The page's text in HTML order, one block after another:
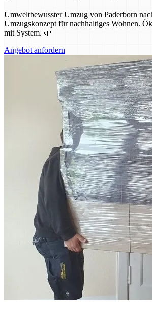
Umweltbewusster Umzug von Paderborn
Umzugskonzept für nachhaltiges Wohnen.
mit System. 🌱
Angebot anfordern